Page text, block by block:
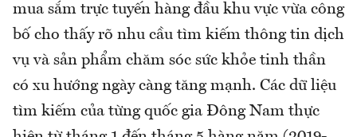
mua sắm trực tuyến hàng đầu khu vực vừa công
bố cho thấy rõ nhu cầu tìm kiếm thông tin dịch
vụ và sản phẩm chăm sóc sức khỏe tinh thần
có xu hướng ngày càng tăng mạnh. Các dữ liệu
tìm kiếm của từng quốc gia Đông Nam thực